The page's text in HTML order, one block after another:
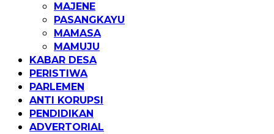
MAJENE
PASANGKAYU
MAMASA
MAMUJU
KABAR DESA
PERISTIWA
PARLEMEN
ANTI KORUPSI
PENDIDIKAN
ADVERTORIAL